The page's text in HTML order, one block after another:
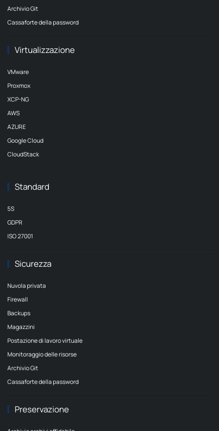
Archivio Git
Cassaforte della password
Virtualizzazione
VMware
Proxmox
XCP-NG
AWS
AZURE
Google Cloud
CloudStack
Standard
5S
GDPR
ISO 27001
Sicurezza
Nuvola privata
Firewall
Backups
Magazzini
Postazione di lavoro virtuale
Monitoraggio delle risorse
Archivio Git
Cassaforte della password
Preservazione